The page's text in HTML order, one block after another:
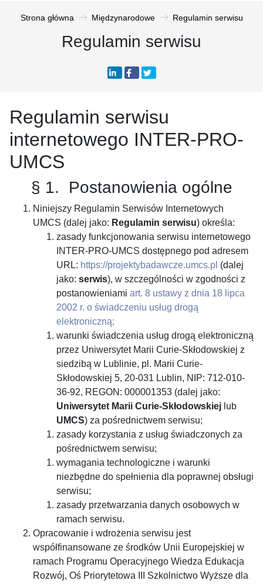
Strona główna Międzynarodowe Regulamin serwisu
Regulamin serwisu
Regulamin serwisu
internetowego INTER-PRO-
UMCS
§ 1. Postanowienia ogólne
Niniejszy Regulamin Serwisów Internetowych
UMCS (dalej jako: Regulamin serwisu) określa:
zasady funkcjonowania serwisu internetowego
INTER-PRO-UMCS dostępnego pod adresem
URL: https://projektybadawcze.umcs.pl (dalej
jako: serwis), w szczególności w zgodności z
postanowieniami art. 8 ustawy z dnia 18 lipca
2002 r. o świadczeniu usług drogą
elektroniczną;
warunki świadczenia usług drogą elektroniczną
przez Uniwersytet Marii Curie-Skłodowskiej z
siedzibą w Lublinie, pl. Marii Curie-
Skłodowskiej 5, 20-031 Lublin, NIP: 712-010-
36-92, REGON: 000001353 (dalej jako:
Uniwersytet Marii Curie-Skłodowskiej lub
UMCS) za pośrednictwem serwisu;
zasady korzystania z usług świadczonych za
pośrednictwem serwisu;
wymagania technologiczne i warunki
niezbędne do spełnienia dla poprawnej obsługi
serwisu;
zasady przetwarzania danych osobowych w
ramach serwisu.
Opracowanie i wdrożenia serwisu jest
współfinansowane ze środków Unii Europejskiej w
ramach Programu Operacyjnego Wiedza Edukacja
Rozwój, Oś Priorytetowa III Szkolnictwo Wyższe dla